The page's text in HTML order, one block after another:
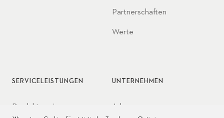
Partnerschaften
Werte
SERVICELEISTUNGEN
Produktservice
UNTERNEHMEN
Jobs